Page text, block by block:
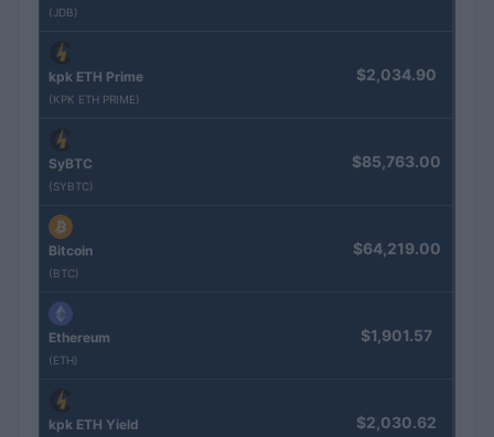
(JDB)
kpk ETH Prime
(KPK ETH PRIME)
$2,034.90
SyBTC
(SYBTC)
$85,763.00
Bitcoin
(BTC)
$64,219.00
Ethereum
(ETH)
$1,901.57
kpk ETH Yield $2,030.62